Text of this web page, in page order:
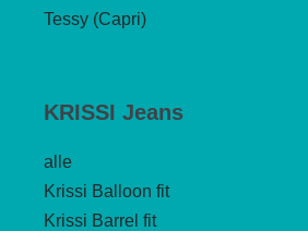
Tessy (Capri)
KRISSI Jeans
alle
Krissi Balloon fit
Krissi Barrel fit